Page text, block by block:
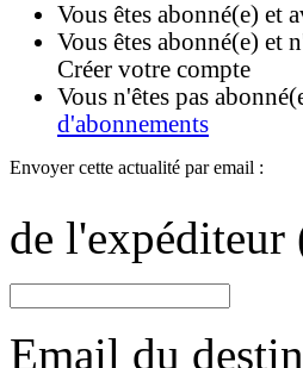
Vous êtes abonné(e) et
Vous êtes abonné(e) et
Créer votre compte
Vous n'êtes pas
d'abonnements
Envoyer cette actualité par email :
de l'expéditeur
Email du